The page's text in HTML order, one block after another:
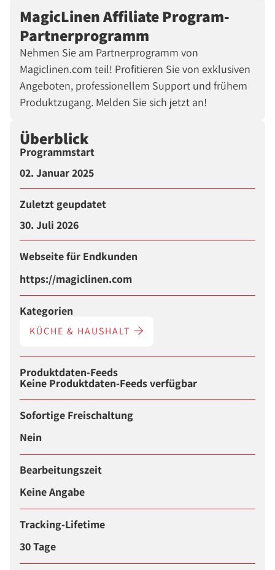
MagicLinen Affiliate Program-
Partnerprogramm
Nehmen Sie am Partnerprogramm von
Magiclinen.com teil! Profitieren Sie von exklusiven
Angeboten, professionellem Support und frühem
Produktzugang. Melden Sie sich jetzt an!
Überblick
Programmstart
02. Januar 2025
Zuletzt geupdatet
30. Juli 2026
Webseite für Endkunden
https://magiclinen.com
Kategorien
KÜCHE & HAUSHALT
Produktdaten-Feeds
Keine Produktdaten-Feeds verfügbar
Sofortige Freischaltung
Nein
Bearbeitungszeit
Keine Angabe
Tracking-Lifetime
30 Tage